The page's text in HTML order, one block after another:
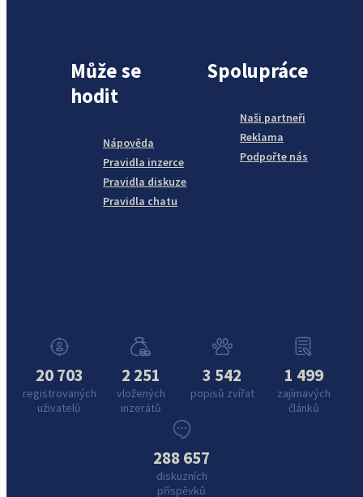
Může se
hodit
Nápověda
Pravidla inzerce
Pravidla diskuze
Pravidla chatu
Spolupráce
Naši partneři
Reklama
Podpořte nás
20 703
registrovaných
uživatelů
2 251
vložených
inzerátů
3 542
popisů zvířat
1 499
zajímavých
článků
288 657
diskuzních
příspěvků